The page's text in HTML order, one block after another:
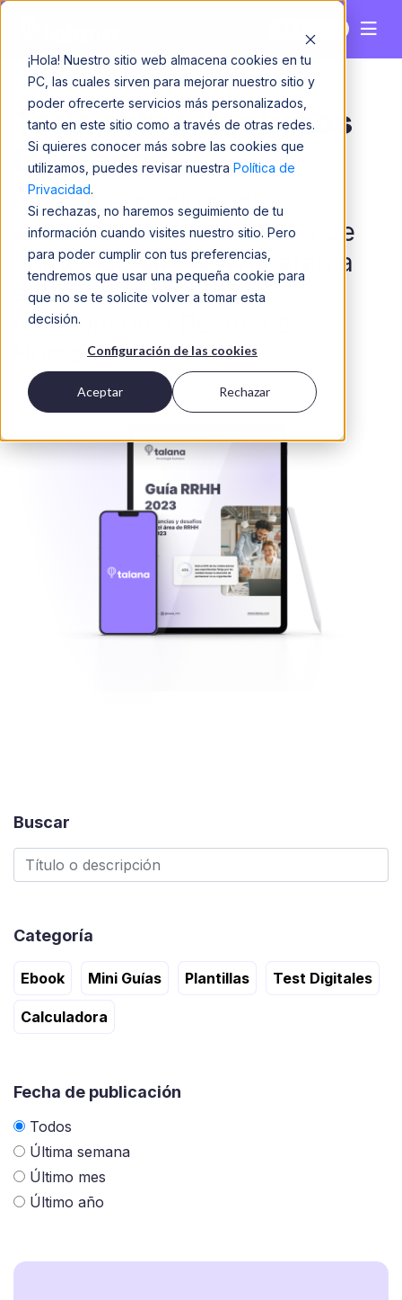
¡Hola! Nuestro sitio web almacena cookies en tu
PC, las cuales sirven para mejorar nuestro sitio y
poder ofrecerte servicios más personalizados,
tanto en este sitio como a través de otras redes.
Si quieres conocer más sobre las cookies que
utilizamos, puedes revisar nuestra Política de
Privacidad.
Si rechazas, no haremos seguimiento de tu
información cuando visites nuestro sitio. Pero
para poder cumplir con tus preferencias,
tendremos que usar una pequeña cookie para
que no se te solicite volver a tomar esta
decisión.
Configuración de las cookies
Aceptar Rechazar
Todo sobre Recursos
Humanos
En este espacio podrás
encontrar diferentes tipos de
contenido que te ayudarán a
estar al día en todo lo
relacionado a Recursos
Humanos
Buscar
Categoría
Ebook Mini Guías Plantillas Test Digitales
Calculadora
Fecha de publicación
Todos
Última semana
Último mes
Último año